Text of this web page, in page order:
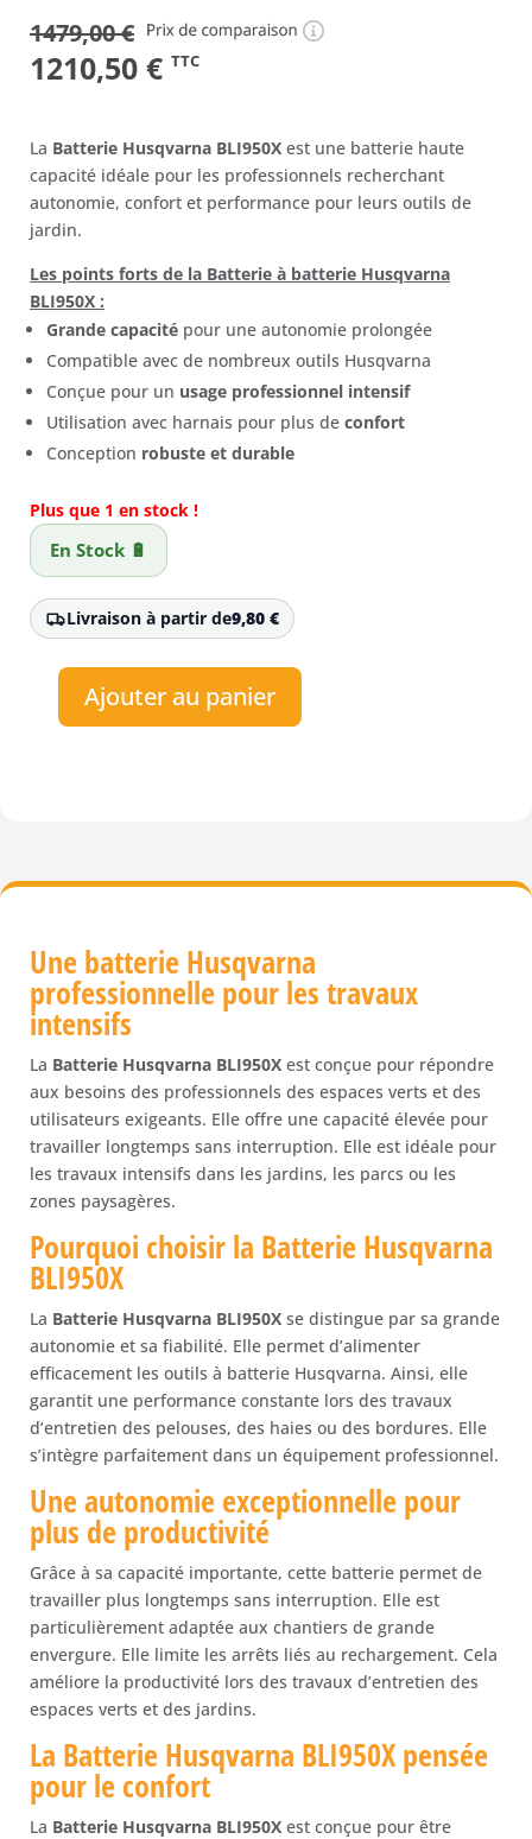
1479,00€
Le
initial
était :
1479,00 €.
1210,50 €Le
actuel
est :
1210,50 €.
TTC
La Batterie Husqvarna BLI950X est une batterie haute
capacité idéale pour les professionnels recherchant
autonomie, confort et performance pour leurs outils de
jardin.
Les points forts de la Batterie à batterie Husqvarna
BLI950X :
Grande capacité pour une autonomie prolongée
Compatible avec de nombreux outils Husqvarna
Conçue pour un usage professionnel intensif
Utilisation avec harnais pour plus de confort
Conception robuste et durable
Plus que 1 en stock !
En Stock 🔋
Livraison à partir de9,80 €
quantité
professionnelle
Ajouter au panier
Une batterie Husqvarna
professionnelle pour les travaux
intensifs
La Batterie Husqvarna BLI950X est conçue pour répondre
aux besoins des professionnels des espaces verts et des
utilisateurs exigeants. Elle offre une capacité élevée pour
travailler longtemps sans interruption. Elle est idéale pour
les travaux intensifs dans les jardins, les parcs ou les
zones paysagères.
Pourquoi choisir la Batterie Husqvarna
BLI950X
La Batterie Husqvarna BLI950X se distingue par sa grande
autonomie et sa fiabilité. Elle permet d’alimenter
efficacement les outils à batterie Husqvarna. Ainsi, elle
garantit une performance constante lors des travaux
d’entretien des pelouses, des haies ou des bordures. Elle
s’intègre parfaitement dans un équipement professionnel.
Une autonomie exceptionnelle pour
plus de productivité
Grâce à sa capacité importante, cette batterie permet de
travailler plus longtemps sans interruption. Elle est
particulièrement adaptée aux chantiers de grande
envergure. Elle limite les arrêts liés au rechargement. Cela
améliore la productivité lors des travaux d’entretien des
espaces verts et des jardins.
La Batterie Husqvarna BLI950X pensée
pour le confort
La Batterie Husqvarna BLI950X est conçue pour être